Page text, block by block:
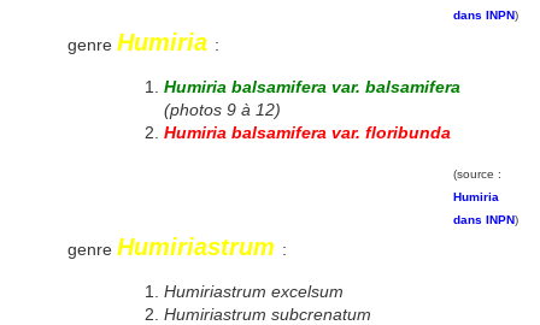
dans INPN)
genre Humiria :
Humiria balsamifera var. balsamifera
(photos 9 à 12)
Humiria balsamifera var. floribunda
(source :
Humiria
dans INPN)
genre Humiriastrum :
Humiriastrum excelsum
Humiriastrum subcrenatum